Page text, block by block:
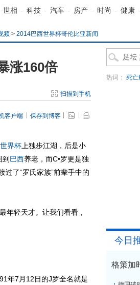
世相 - 科技 - 汽车 - 房产 - 时尚 - 健康 -
频 > 2014巴西世界杯哥伦比亚新闻
涨160倍
扫描到手机
客户端 保存到博客
世界杯 上独步江湖，后是小
巴西养老，而C•罗更是独
过了“罗氏家族”前辈手中的
轻天才。让我们看看，
年7月12日的J罗全名就是
热词： 死亡
今日
格策加